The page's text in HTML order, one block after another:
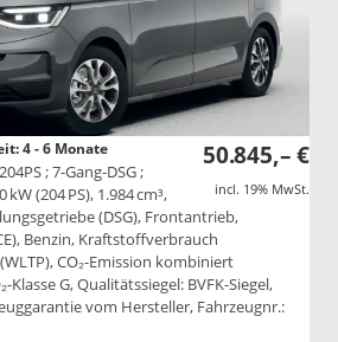
50.845,– €
incl. 19% MwSt.
4 - 6 Monate
; 7-Gang-DSG ;
kW (204 PS), 1.984 cm³,
(DSG), Frontantrieb,
Benzin, Kraftstoffverbrauch
CO₂-Emission kombiniert
Klasse G, Qualitätssiegel: BVFK-Siegel,
vom Hersteller, Fahrzeugnr.: